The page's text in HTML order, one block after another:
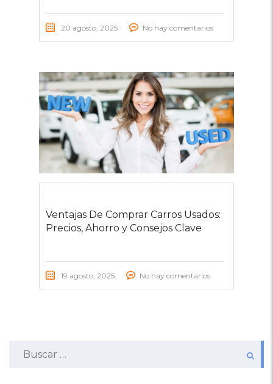
20 agosto, 2025 No hay comentarios
Ventajas De Comprar Carros Usados:
Precios, Ahorro y Consejos Clave
19 agosto, 2025 No hay comentarios